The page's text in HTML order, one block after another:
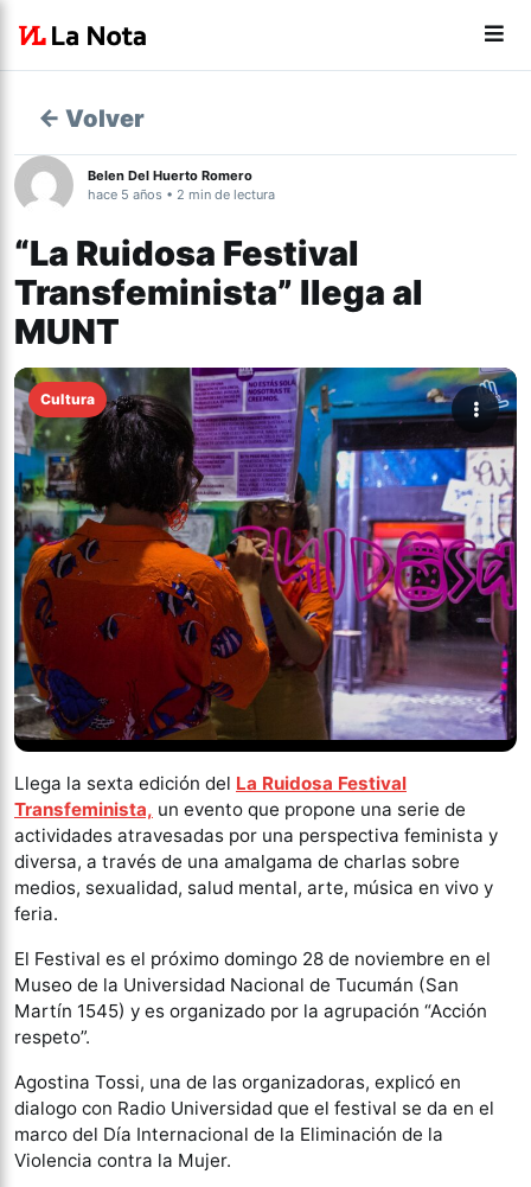
← Volver
Belen Del Huerto Romero
hace 5 años • 2 min de lectura
“La Ruidosa Festival
Transfeminista” llega al
MUNT
Cultura
Llega la sexta edición del La Ruidosa Festival
Transfeminista, un evento que propone una serie de
actividades atravesadas por una perspectiva feminista y
diversa, a través de una amalgama de charlas sobre
medios, sexualidad, salud mental, arte, música en vivo y
feria.
El Festival es el próximo domingo 28 de noviembre en el
Museo de la Universidad Nacional de Tucumán (San
Martín 1545) y es organizado por la agrupación “Acción
respeto”.
Agostina Tossi, una de las organizadoras, explicó en
dialogo con Radio Universidad que el festival se da en el
marco del Día Internacional de la Eliminación de la
Violencia contra la Mujer.